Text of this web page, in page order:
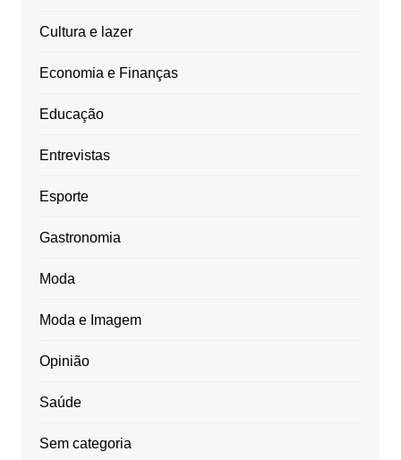
Cultura e lazer
Economia e Finanças
Educação
Entrevistas
Esporte
Gastronomia
Moda
Moda e Imagem
Opinião
Saúde
Sem categoria